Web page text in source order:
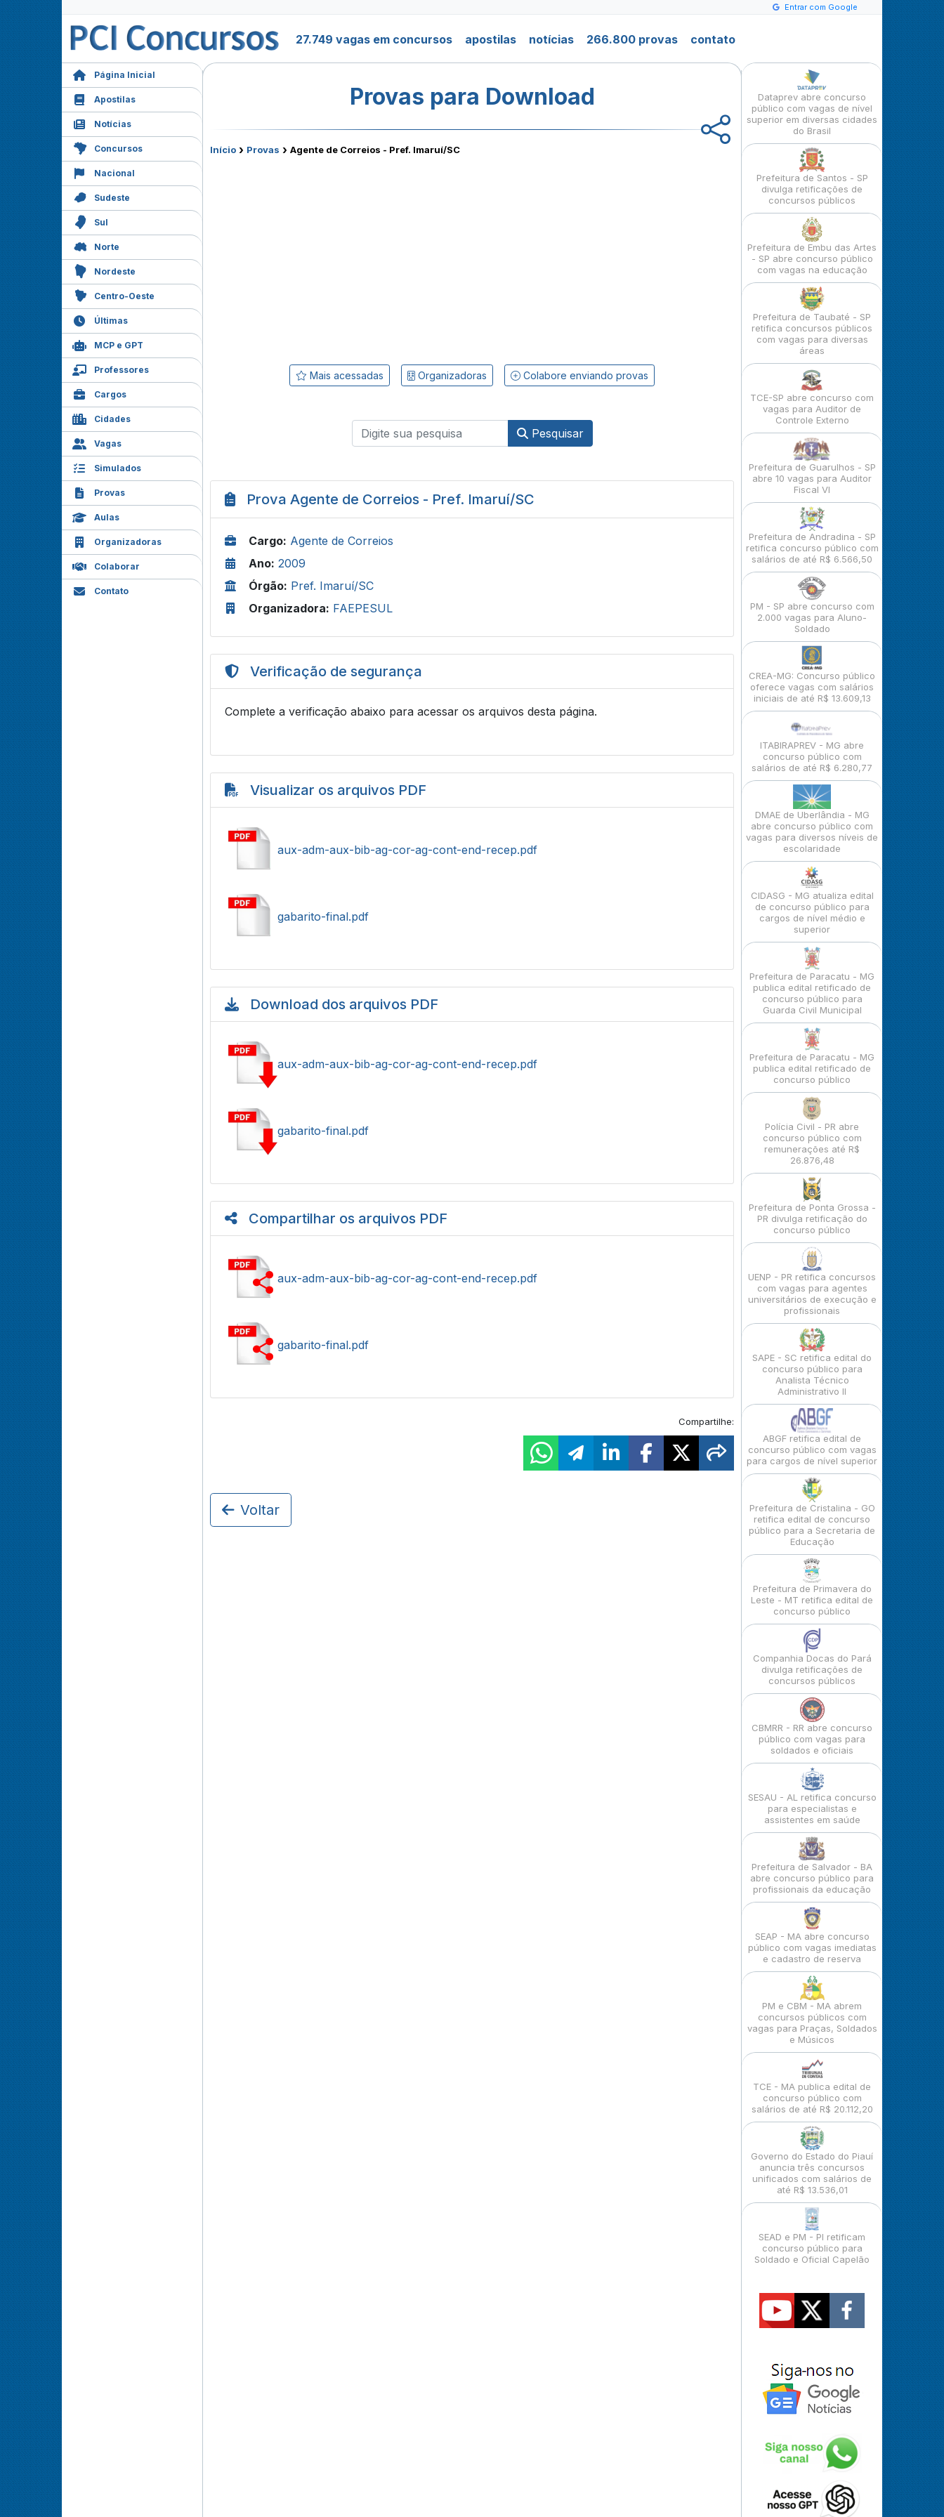
Entrar com Google
27.749 vagas em concursos apostilas notícias 266.800 provas contato
Página Inicial
Apostilas
Notícias
Concursos
Nacional
Sudeste
Sul
Norte
Nordeste
Centro-Oeste
Últimas
MCP e GPT
Professores
Cargos
Cidades
Vagas
Simulados
Provas
Aulas
Organizadoras
Colaborar
Contato
Provas para Download
Início › Provas › Agente de Correios - Pref. Imaruí/SC
Mais acessadas Organizadoras Colabore enviando provas
Pesquisar
Prova Agente de Correios - Pref. Imaruí/SC
Cargo: Agente de Correios
Ano: 2009
Órgão: Pref. Imaruí/SC
Organizadora: FAEPESUL
Verificação de segurança
Complete a verificação abaixo para acessar os arquivos desta página.
Visualizar os arquivos PDF
aux-adm-aux-bib-ag-cor-ag-cont-end-recep.pdf
gabarito-final.pdf
Download dos arquivos PDF
aux-adm-aux-bib-ag-cor-ag-cont-end-recep.pdf
gabarito-final.pdf
Compartilhar os arquivos PDF
aux-adm-aux-bib-ag-cor-ag-cont-end-recep.pdf
gabarito-final.pdf
Compartilhe:
Voltar
Dataprev abre concurso
público com vagas de nível
superior em diversas cidades
do Brasil
Prefeitura de Santos - SP
divulga retificações de
concursos públicos
Prefeitura de Embu das Artes
- SP abre concurso público
com vagas na educação
Prefeitura de Taubaté - SP
retifica concursos públicos
com vagas para diversas
áreas
TCE-SP abre concurso com
vagas para Auditor de
Controle Externo
Prefeitura de Guarulhos - SP
abre 10 vagas para Auditor
Fiscal VI
Prefeitura de Andradina - SP
retifica concurso público com
salários de até R$ 6.566,50
PM - SP abre concurso com
2.000 vagas para Aluno-
Soldado
CREA-MG: Concurso público
oferece vagas com salários
iniciais de até R$ 13.609,13
ITABIRAPREV - MG abre
concurso público com
salários de até R$ 6.280,77
DMAE de Uberlândia - MG
abre concurso público com
vagas para diversos níveis de
escolaridade
CIDASG - MG atualiza edital
de concurso público para
cargos de nível médio e
superior
Prefeitura de Paracatu - MG
publica edital retificado de
concurso público para
Guarda Civil Municipal
Prefeitura de Paracatu - MG
publica edital retificado de
concurso público
Polícia Civil - PR abre
concurso público com
remunerações até R$
26.876,48
Prefeitura de Ponta Grossa -
PR divulga retificação do
concurso público
UENP - PR retifica concursos
com vagas para agentes
universitários de execução e
profissionais
SAPE - SC retifica edital do
concurso público para
Analista Técnico
Administrativo II
ABGF retifica edital de
concurso público com vagas
para cargos de nível superior
Prefeitura de Cristalina - GO
retifica edital de concurso
público para a Secretaria de
Educação
Prefeitura de Primavera do
Leste - MT retifica edital de
concurso público
Companhia Docas do Pará
divulga retificações de
concursos públicos
CBMRR - RR abre concurso
público com vagas para
soldados e oficiais
SESAU - AL retifica concurso
para especialistas e
assistentes em saúde
Prefeitura de Salvador - BA
abre concurso público para
profissionais da educação
SEAP - MA abre concurso
público com vagas imediatas
e cadastro de reserva
PM e CBM - MA abrem
concursos públicos com
vagas para Praças, Soldados
e Músicos
TCE - MA publica edital de
concurso público com
salários de até R$ 20.112,20
Governo do Estado do Piauí
anuncia três concursos
unificados com salários de
até R$ 13.536,01
SEAD e PM - PI retificam
concurso público para
Soldado e Oficial Capelão